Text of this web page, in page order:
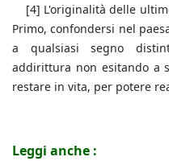
[4] L'originalità delle
Primo, confondersi nel
a qualsiasi segno
addirittura non esitando a
restare in vita, per potere
Leggi anche :